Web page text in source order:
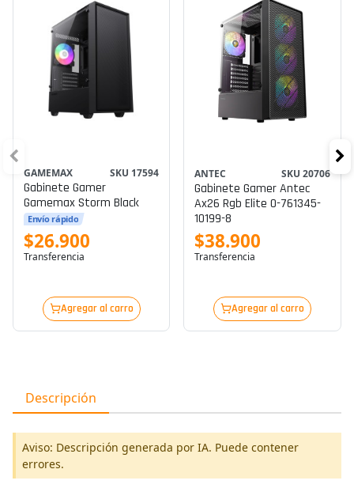
GAMEMAX SKU 17594
Gabinete Gamer
Gamemax Storm Black
Envío rápido
$26.900
Transferencia
Agregar al carro
ANTEC SKU 20706
Gabinete Gamer Antec
Ax26 Rgb Elite 0-761345-
10199-8
$38.900
Transferencia
Agregar al carro
Descripción
Aviso: Descripción generada por IA. Puede contener
errores.